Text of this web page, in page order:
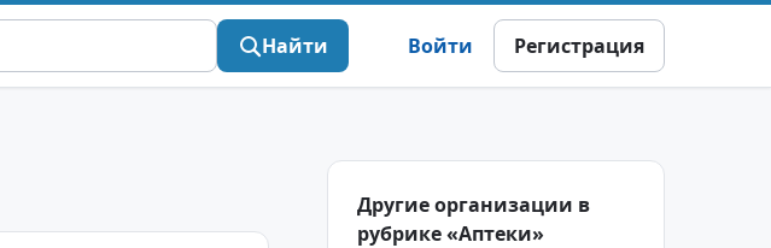
Найти Войти Регистрация
Другие организации в
рубрике «Аптеки»